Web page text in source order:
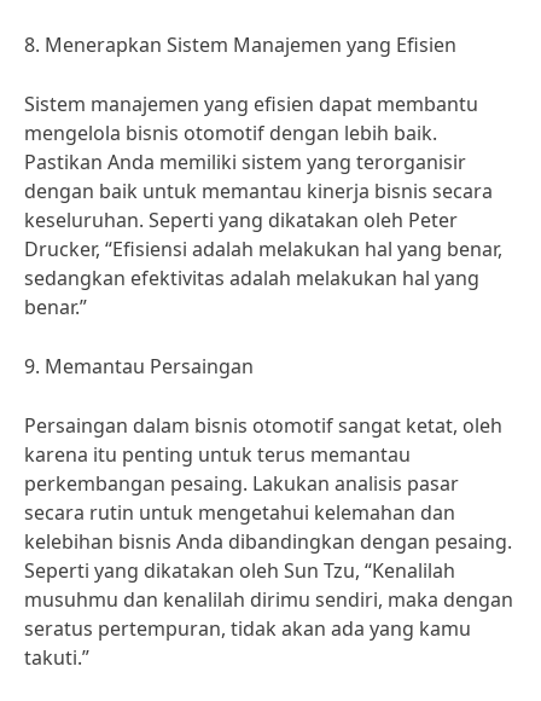
8. Menerapkan Sistem Manajemen yang Efisien
Sistem manajemen yang efisien dapat membantu
mengelola bisnis otomotif dengan lebih baik.
Pastikan Anda memiliki sistem yang terorganisir
dengan baik untuk memantau kinerja bisnis secara
keseluruhan. Seperti yang dikatakan oleh Peter
Drucker, “Efisiensi adalah melakukan hal yang benar,
sedangkan efektivitas adalah melakukan hal yang
benar.”
9. Memantau Persaingan
Persaingan dalam bisnis otomotif sangat ketat, oleh
karena itu penting untuk terus memantau
perkembangan pesaing. Lakukan analisis pasar
secara rutin untuk mengetahui kelemahan dan
kelebihan bisnis Anda dibandingkan dengan pesaing.
Seperti yang dikatakan oleh Sun Tzu, “Kenalilah
musuhmu dan kenalilah dirimu sendiri, maka dengan
seratus pertempuran, tidak akan ada yang kamu
takuti.”